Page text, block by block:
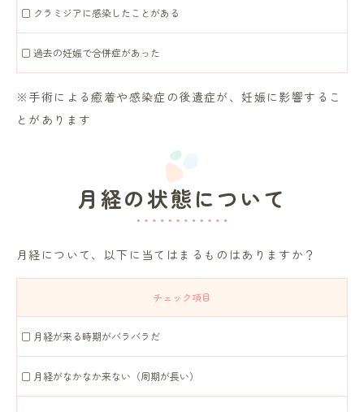
□ クラミジアに感染したことがある
□ 過去の妊娠で合併症があった
※手術による癒着や感染症の後遺症が、妊娠に影響するこ
とがあります
月経の状態について
月経について、以下に当てはまるものはありますか？
チェック項目
□ 月経が来る時期がバラバラだ
□ 月経がなかなか来ない（周期が長い）